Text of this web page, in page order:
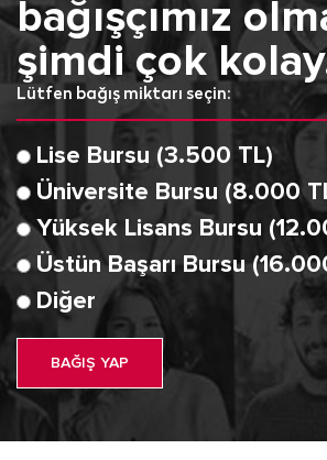
bağışçımız
şimdi çok
Lütfen bağış miktarı seçin:
Lise Bursu (3.500 TL)
Üniversite Bursu (8.000
Yüksek Lisans Bursu
Üstün Başarı Bursu
Diğer
BAĞIŞ YAP